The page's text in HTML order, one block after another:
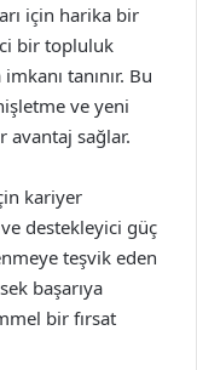
için harika bir
bir topluluk
tanınır. Bu
ve yeni
avantaj sağlar.
kariyer
destekleyici güç
teşvik eden
başarıya
bir fırsat